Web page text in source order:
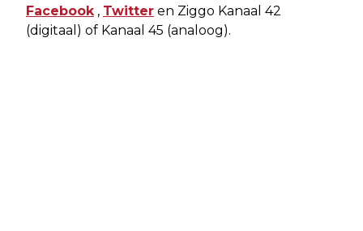
Facebook, Twitter en Ziggo Kanaal 42
(digitaal) of Kanaal 45 (analoog).